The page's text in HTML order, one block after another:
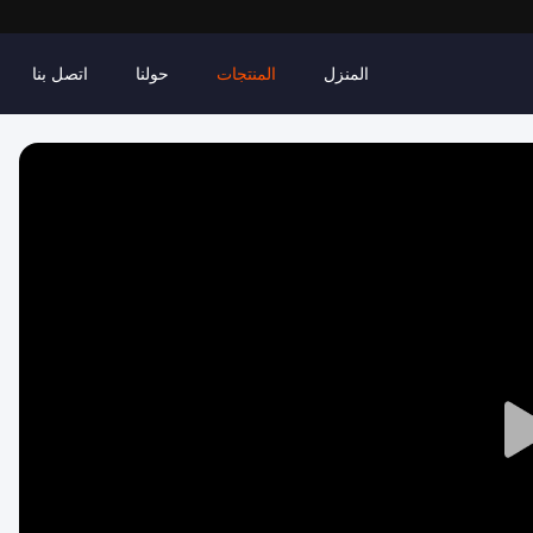
المنزل المنتجات حولنا اتصل بنا
Play